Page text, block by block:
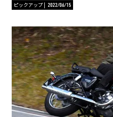
ピックアップ
2022/06/15